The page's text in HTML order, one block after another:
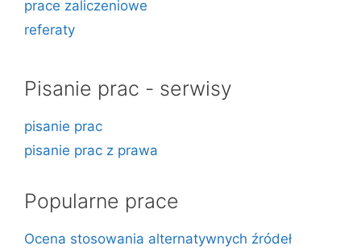
prace zaliczeniowe
referaty
Pisanie prac - serwisy
pisanie prac
pisanie prac z prawa
Popularne prace
Ocena stosowania alternatywnych źródeł